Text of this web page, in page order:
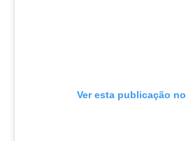
Ver esta publicação